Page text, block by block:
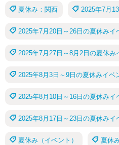
夏休み：関西 2025年7月
2025年7月20日～26日の夏休みイ
2025年7月27日～8月2日の夏休み
2025年8月3日～9日の夏休みイベ
2025年8月10日～16日の夏休みイ
2025年8月17日～23日の夏休みイ
夏休み（イベント） 夏休